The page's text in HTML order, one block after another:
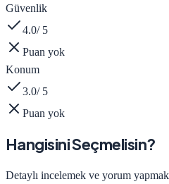
Güvenlik
4.0/ 5
Puan yok
Konum
3.0/ 5
Puan yok
Hangisini Seçmelisin?
Detaylı incelemek ve yorum